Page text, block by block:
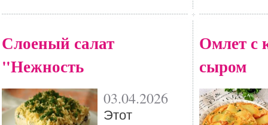
Слоеный салат
"Нежность
03.04.2026
Этот
Омлет с
сыром